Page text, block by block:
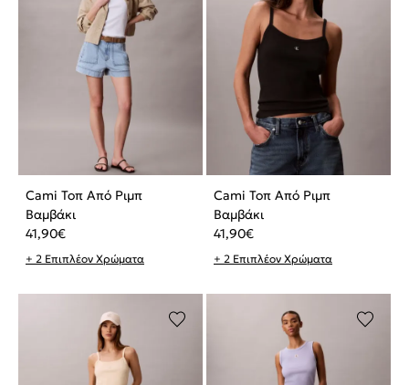
Cami Τοπ Από Ριμπ
Βαμβάκι
41,90€
+ 2 Επιπλέον Χρώματα
Cami Τοπ Από Ριμπ
Βαμβάκι
41,90€
+ 2 Επιπλέον Χρώματα